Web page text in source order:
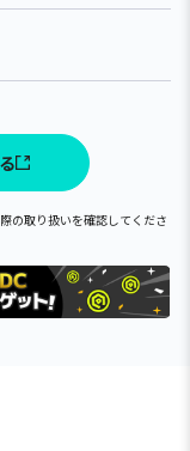
の取り扱いを確認してくださ